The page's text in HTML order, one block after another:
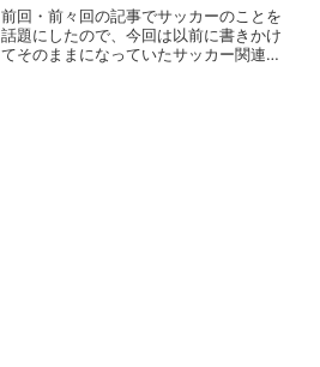
前回・前々回の記事でサッカーのことを
話題にしたので、今回は以前に書きかけ
てそのままになっていたサッカー関連の